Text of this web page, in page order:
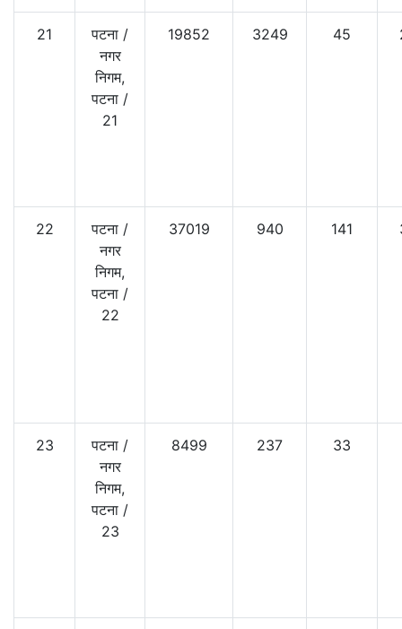
21 पटना /
नगर
निगम,
पटना /
21
19852 3249 45
22 पटना /
नगर
निगम,
पटना /
22
37019 940 141
23 पटना /
नगर
निगम,
पटना /
23
8499 237 33